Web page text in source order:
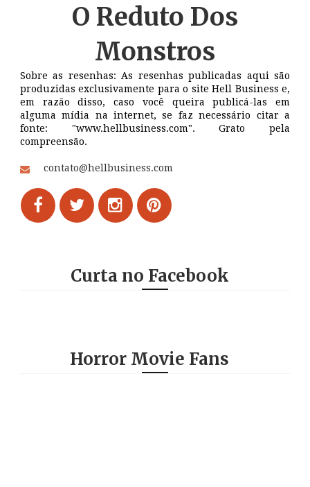
O Reduto Dos
Monstros
Sobre as resenhas: As resenhas publicadas aqui são
produzidas exclusivamente para o site Hell Business e,
em razão disso, caso você queira publicá-las em
alguma mídia na internet, se faz necessário citar a
fonte: "www.hellbusiness.com". Grato pela
compreensão.
contato@hellbusiness.com
Curta no Facebook
Horror Movie Fans